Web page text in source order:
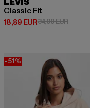
LEVIS
Classic Fit
18,89 EUR
Derzeitiger Preis: 18,89
34,99 EUR
-51%